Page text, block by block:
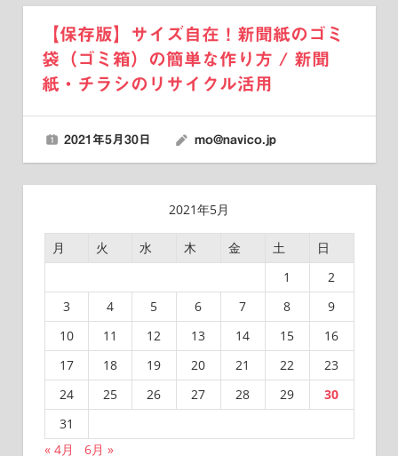
【保存版】サイズ自在！新聞紙のゴミ
袋（ゴミ箱）の簡単な作り方 / 新聞
紙・チラシのリサイクル活用
2021年5月30日 mo@navico.jp
2021年5月
月 火 水 木 金 土
日
1
2
3
4 5 6 7 8
9
10
11 12 13 14 15
16
17
18 19 20 21 22
23
24
25 26 27 28 29
30
31
« 4月
6月 »